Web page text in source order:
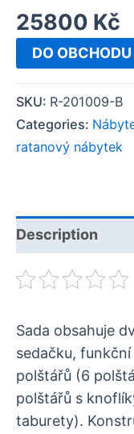
25800 Kč
DO OBCHODU
SKU: R-201009-B
Categories:
ratanový nábytek
Description
Sada obsahuje
sedačku,
polštářů (6
polštářů s
taburety).